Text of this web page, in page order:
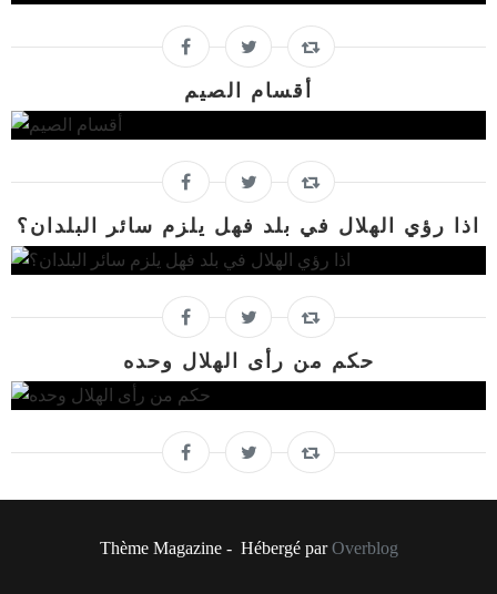
أقسام الصيم
اذا رؤي الهلال في بلد فهل يلزم سائر البلدان؟
حكم من رأى الهلال وحده
Thème Magazine - Hébergé parOverblog